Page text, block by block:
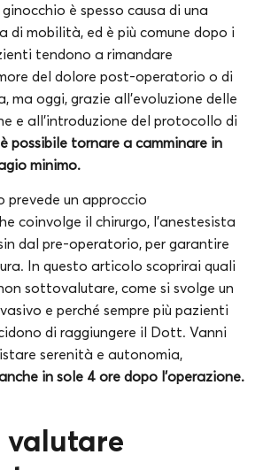
è spesso causa di una
di mobilità, ed è più comune dopo i
tendono a rimandare
del dolore post-operatorio o di
ma oggi, grazie all’evoluzione delle
e all’introduzione del protocollo di
è possibile tornare a camminare in
minimo.
prevede un approccio
coinvolge il chirurgo, l’anestesista
dal pre-operatorio, per garantire
In questo articolo scoprirai quali
sottovalutare, come si svolge un
e perché sempre più pazienti
di raggiungere il Dott. Vanni
serenità e autonomia,
in sole 4 ore dopo l’operazione.